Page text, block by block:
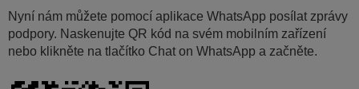
Nyní nám můžete pomocí aplikace WhatsApp posílat zprávy
podpory. Naskenujte QR kód na svém mobilním zařízení
nebo klikněte na tlačítko Chat on WhatsApp a začněte.